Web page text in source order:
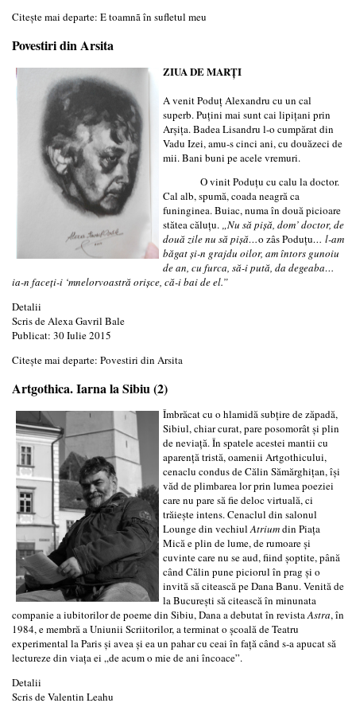
Citește mai departe: E toamnã în sufletul meu
Povestiri din Arsita
ZIUA DE MARŢI
A venit Poduţ Alexandru cu un cal
superb. Puţini mai sunt cai lipiţani prin
Arşiţa. Badea Lisandru l-o cumpărat din
Vadu Izei, amu-s cinci ani, cu douăzeci de
mii. Bani buni pe acele vremuri.
O vinit Poduţu cu calu la doctor.
Cal alb, spumă, coada neagră ca
funinginea. Buiac, numa în două picioare
stătea căluţu. „Nu să pişă, dom’ doctor, de
două zile nu să pişă…o zâs Poduţu… l-am
băgat şi-n grajdu oilor, am întors gunoiu
de an, cu furca, să-i pută, da degeaba…
ia-n faceţi-i ‘mnelorvoastră orişce, că-i bai de el.”
Detalii
Scris deAlexa Gavril Bale
Publicat: 30 Iulie 2015
Citește mai departe: Povestiri din Arsita
Artgothica. Iarna la Sibiu (2)
Îmbrăcat cu o hlamidă subţire de zăpadă,
Sibiul, chiar curat, pare posomorât şi plin
de neviaţă. În spatele acestei mantii cu
aparenţă tristă, oamenii Artgothicului,
cenaclu condus de Călin Sămărghiţan, îşi
văd de plimbarea lor prin lumea poeziei
care nu pare să fie deloc virtuală, ci
trăieşte intens. Cenaclul din salonul
Lounge din vechiulAtriumdin Piaţa
Mică e plin de lume, de rumoare şi
cuvinte care nu se aud, fiind şoptite, până
când Călin pune piciorul în prag şi o
invită să citească pe Dana Banu. Venită de
la Bucureşti să citească în minunata
companie a iubitorilor de poeme din Sibiu, Dana a debutat în revistaAstra, în
1984, e membră a Uniunii Scriitorilor, a terminat o şcoală de Teatru
experimental la Paris şi avea şi ea un pahar cu ceai în faţă când s-a apucat să
lectureze din viaţa ei „de acum o mie de ani încoace”.
Detalii
Scris deValentin Leahu